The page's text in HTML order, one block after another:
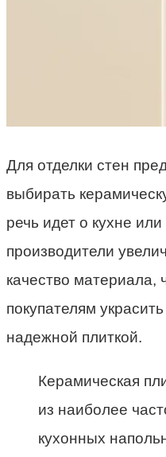
Для отделки стен
выбирать
речь идет о кухне
производители
качество материала,
покупателям
надежной плиткой.
Керамическая
из наиболее
кухонных